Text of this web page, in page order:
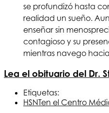
se profundizó hasta
realidad un sueño.
enseñar sin
contagioso y su
mientras navego
Lea el obituario del Dr.
Etiquetas:
HSNTen el Centro